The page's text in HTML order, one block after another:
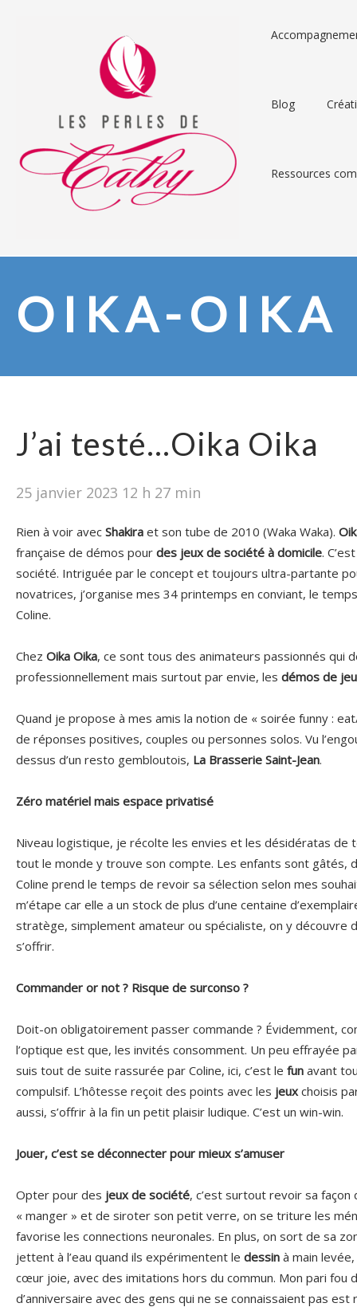
Blog
Ressources
OIKA-OIKA
J’ai testé…Oika Oika
25 janvier 2023 12 h 27 min
Rien à voir avec Shakira et son tube de 2010 (Waka Waka).
française de démos pour des jeux de société à domicile.
société. Intriguée par le concept et toujours ultra-partante
novatrices, j’organise mes 34 printemps en conviant, le
Coline.
Chez Oika Oika, ce sont tous des animateurs passionnés qui
professionnellement mais surtout par envie, les démos de
Quand je propose à mes amis la notion de « soirée funny :
de réponses positives, couples ou personnes solos. Vu
dessus d’un resto gembloutois, La Brasserie Saint-Jean.
Zéro matériel mais espace privatisé
Niveau logistique, je récolte les envies et les désidératas de
tout le monde y trouve son compte. Les enfants sont gâtés,
Coline prend le temps de revoir sa sélection selon mes
m’étape car elle a un stock de plus d’une centaine
stratège, simplement amateur ou spécialiste, on y découvre
s’offrir.
Commander or not ? Risque de surconso ?
Doit-on obligatoirement passer commande ? Évidemment,
l’optique est que, les invités consomment. Un peu effrayée
suis tout de suite rassurée par Coline, ici, c’est le fun avant
compulsif. L’hôtesse reçoit des points avec les jeuxchoisis
aussi, s’offrir à la fin un petit plaisir ludique. C’est un win-win.
Jouer, c’est se déconnecter pour mieux s’amuser
Opter pour des jeux de société, c’est surtout revoir sa façon
« manger » et de siroter son petit verre, on se triture les
favorise les connections neuronales. En plus, on sort de sa
jettent à l’eau quand ils expérimentent le dessin à main
cœur joie, avec des imitations hors du commun. Mon pari fou
d’anniversaire avec des gens qui ne se connaissaient pas est